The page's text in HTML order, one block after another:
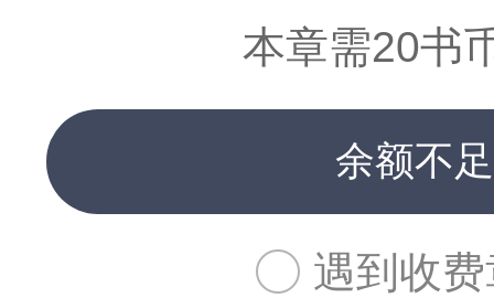
本章需20书
余额不
遇到收